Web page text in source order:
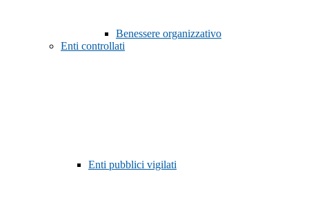
Benessere organizzativo
Enti controllati
Enti pubblici vigilati